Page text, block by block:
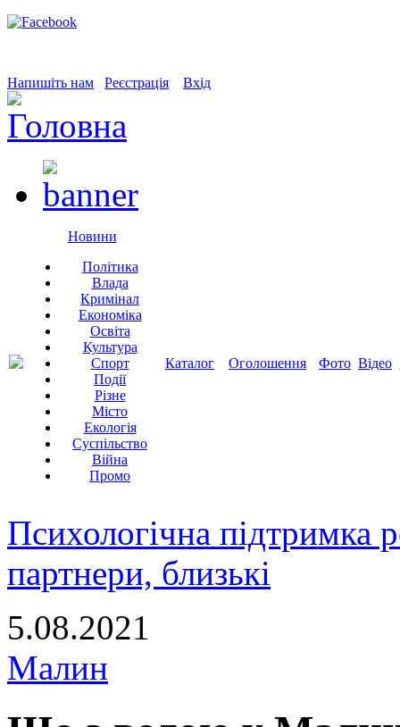
Напишіть нам Реєстрація Вхід
Новини
Політика
Влада
Кримінал
Економіка
Освіта
Культура
Спорт
Події
Різне
Місто
Екологія
Суспільство
Війна
Промо
Каталог Оголошення Фото Відео
Психологічна підтримка
партнери, близькі
5.08.2021
Малин